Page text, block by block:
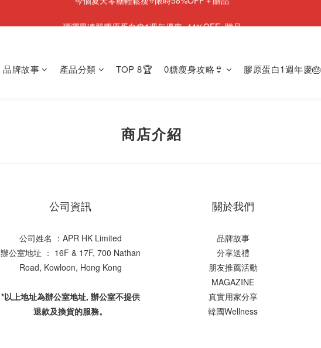
彈潤果凍肌膠原蛋白🎂1週年優惠~44%OFF+贈品
品牌故事 產品分類 TOP 8🏆 0糖瘦身攻略👙 膠原蛋白1週年慶🎂
商店介紹
公司資訊
公司姓名 ：APR HK Limited
辦公室地址 ： 16F & 17F, 700 Nathan
Road, Kowloon, Hong Kong
*以上地址為辦公室地址, 辦公室不提供
退款及換貨的服務。
關於我們
品牌故事
分享送禮
朋友推薦活動
MAGAZINE
真實用家分享
韓國Wellness